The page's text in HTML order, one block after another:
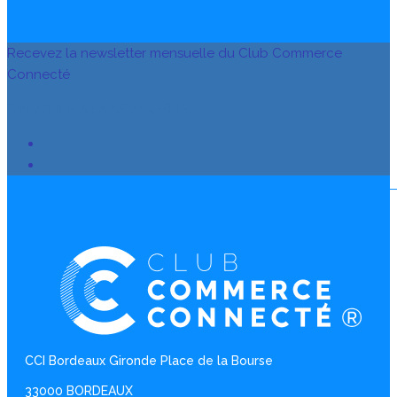
Recevez la newsletter mensuelle du Club Commerce
Connecté
CCI Bordeaux Gironde Place de la Bourse
33000 BORDEAUX